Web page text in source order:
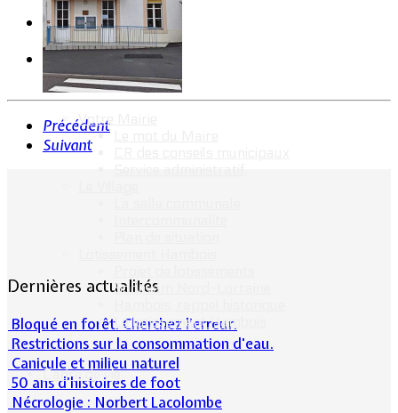
Votre Mairie
Sodevam Nord-Lorraine
Le lotissement Hambois
Cadre de vie
Précédent
Suivant
Dernières actualités
Bloqué en forêt. Cherchez l’erreur.
Restrictions sur la consommation d'eau.
Canicule et milieu naturel
50 ans d’histoires de foot
Nécrologie : Norbert Lacolombe